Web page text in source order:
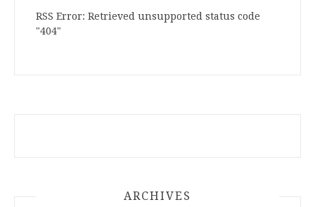
RSS Error: Retrieved unsupported status code
"404"
ARCHIVES